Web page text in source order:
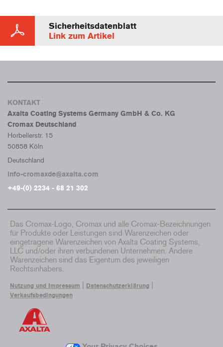
Sicherheitsdatenblatt
Link zum Artikel
KONTAKT
Axalta Coating Systems Germany GmbH & Co. KG
Cromax Deutschland
Horbellerstr. 15
50858 Köln
Deutschland
info-cromaxde@axalta.com
+49-(0) 2234 - 68 21 302
Das Cromax-Logo, Cromax und alle Cromax-Bezeichnungen
für Produkte oder Leistungen sind Warenzeichen oder
eingetragene Warenzeichen von Axalta Coating Systems,
LLC und/oder ihren verbundenen Unternehmen. Andere
Warenzeichen sind das Eigentum des jeweiligen
Rechtsinhabers.
Nutzung und Impressum Datenschutzerklärung
Verkaufsbedingungen